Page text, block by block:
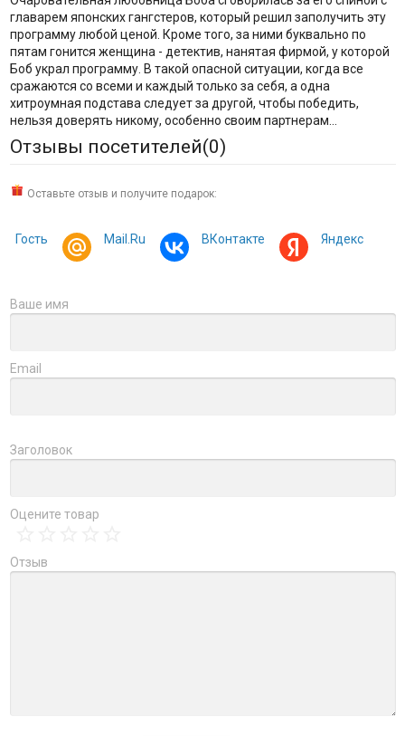
главарем японских гангстеров, который решил заполучить эту
программу любой ценой. Кроме того, за ними буквально по
пятам гонится женщина - детектив, нанятая фирмой, у которой
Боб украл программу. В такой опасной ситуации, когда все
сражаются со всеми и каждый только за себя, а одна
хитроумная подстава следует за другой, чтобы победить,
нельзя доверять никому, особенно своим партнерам...
Отзывы посетителей(0)
Оставьте отзыв и получите подарок:
Гость Mail.Ru ВКонтакте Яндекс
Ваше имя
Email
Заголовок
Оцените товар
Отзыв